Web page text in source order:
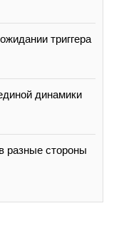
триггера
динамики
разные стороны